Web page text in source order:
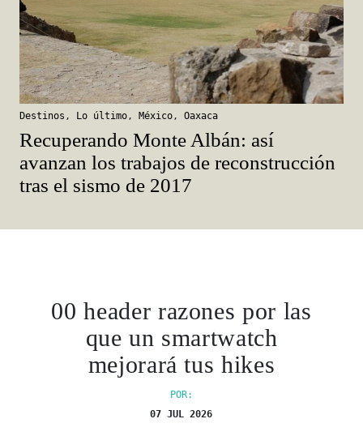
Destinos , Lo último, México, Oaxaca
Recuperando Monte Albán: así
avanzan los trabajos de reconstrucción
tras el sismo de 2017
00 header razones por las
que un smartwatch
mejorará tus hikes
POR:
07 JUL 2026